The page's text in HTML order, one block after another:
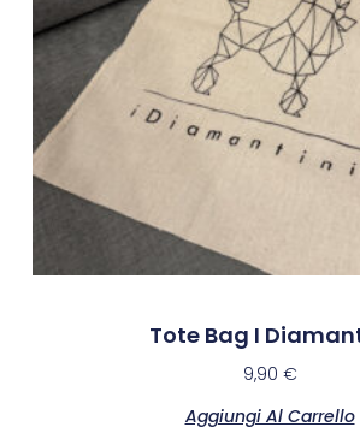
Tote Bag I
9,90 €
Aggiungi Al Carrello